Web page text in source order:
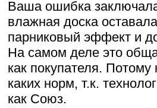
Ваша ошибка
влажная доска
парниковый эффект и
На самом деле это
как покупателя.
каких норм, т.к.
как Союз.